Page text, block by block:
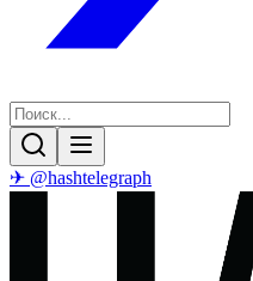
✈ @hashtelegraph